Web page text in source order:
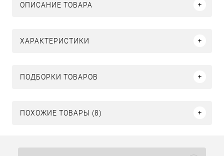
ОПИСАНИЕ ТОВАРА
ХАРАКТЕРИСТИКИ
ПОДБОРКИ ТОВАРОВ
ПОХОЖИЕ ТОВАРЫ (8)